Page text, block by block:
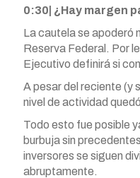
0:30| ¿Hay margen
La cautela se apoderó
Reserva Federal. Por
Ejecutivo definirá si
A pesar del reciente (y
nivel de actividad
Todo esto fue posible
burbuja sin
inversores se siguen
abruptamente.